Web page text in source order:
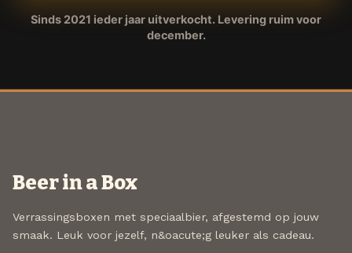
Sinds 2021 ieder jaar uitverkocht. Levering ruim voor
december.
Beer in a Box
Verrassingsboxen met speciaalbier, afgestemd op jouw
smaak. Leuk voor jezelf, n&oacute;g leuker als cadeau.